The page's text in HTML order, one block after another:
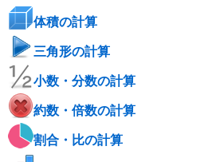
体積の計算
三角形の計算
小数・分数の計算
約数・倍数の計算
割合・比の計算